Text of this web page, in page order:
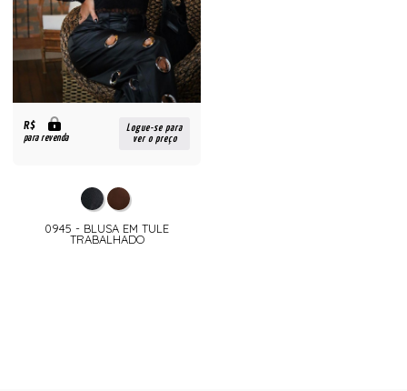
R$
para revenda
Logue-se para
ver o preço
0945 - BLUSA EM TULE
TRABALHADO